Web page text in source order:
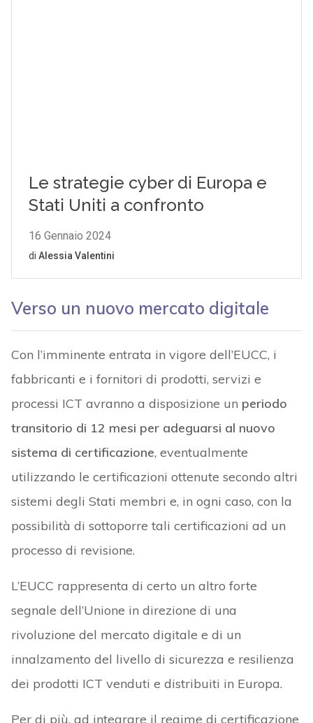
Verso un nuovo mercato digitale
Con l’imminente entrata in vigore dell’EUCC, i
fabbricanti e i fornitori di prodotti, servizi e
processi ICT avranno a disposizione un periodo
transitorio di 12 mesi per adeguarsi al nuovo
sistema di certificazione, eventualmente
utilizzando le certificazioni ottenute secondo altri
sistemi degli Stati membri e, in ogni caso, con la
possibilità di sottoporre tali certificazioni ad un
processo di revisione.
L’EUCC rappresenta di certo un altro forte
segnale dell’Unione in direzione di una
rivoluzione del mercato digitale e di un
innalzamento del livello di sicurezza e resilienza
dei prodotti ICT venduti e distribuiti in Europa.
Per di più, ad integrare il regime di certificazione